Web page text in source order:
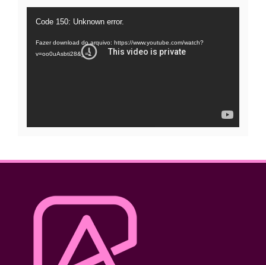
Tocador
vídeo
Code 150: Unknown error.
Fazer download do arquivo: https://www.youtube.com/watch?
v=oo0uAsbti28&_=1